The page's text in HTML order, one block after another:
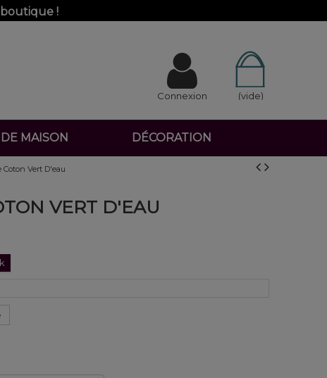
!
(vide)
Connexion
MAISON DÉCORATION
Coton Vert D'eau
VERT D'EAU